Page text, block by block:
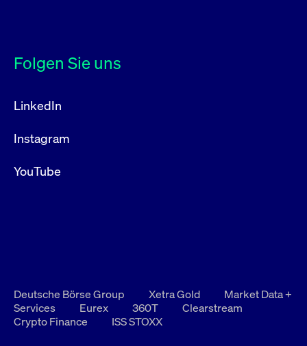
Folgen Sie uns
LinkedIn
Instagram
YouTube
Deutsche Börse Group Xetra Gold
Market Data +
Services
Eurex 360T
Clearstream
Crypto Finance
ISS STOXX